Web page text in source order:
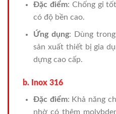
Đặc điểm: Chống gỉ
có độ bền cao.
Ứng dụng: Dùng
sản xuất thiết bị gia
dựng cao cấp.
b. Inox 316
Đặc điểm: Khả năng
nhờ có thêm